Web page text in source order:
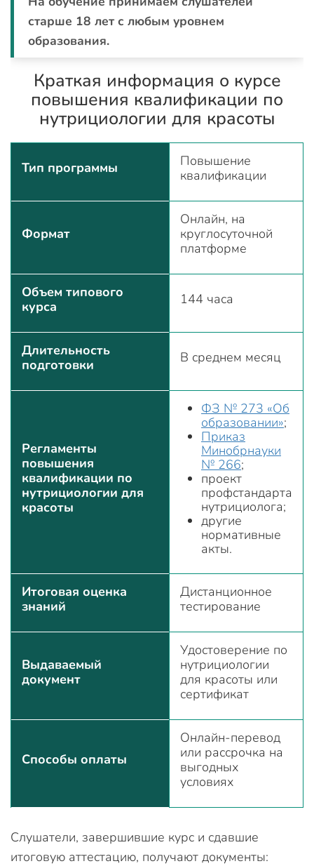
старше 18 лет с любым уровнем
образования.
Краткая информация о курсе
повышения квалификации по
нутрициологии для красоты
Тип программы
Повышение
квалификации
Формат
Онлайн, на
круглосуточной
платформе
Объем типового
курса
144 часа
Длительность
подготовки
В среднем месяц
Регламенты
повышения
квалификации по
нутрициологии для
красоты
ФЗ № 273 «Об
образовании»;
Приказ
Минобрнауки
№ 266;
проект
профстандарта
нутрициолога;
другие
нормативные
акты.
Итоговая оценка
знаний
Дистанционное
тестирование
Выдаваемый
документ
Удостоверение по
нутрициологии
для красоты или
сертификат
Способы оплаты
Онлайн-перевод
или рассрочка на
выгодных
условиях
Слушатели, завершившие курс и сдавшие
итоговую аттестацию, получают документы: